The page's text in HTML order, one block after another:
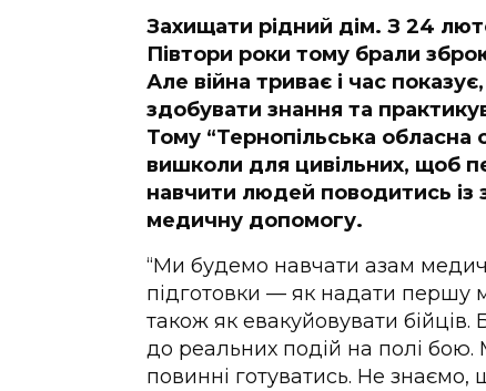
Захищати рідний дім. З 24
Півтори роки тому брали
Але війна триває і час
здобувати знання та
Тому “Тернопільська обласна
вишколи для цивільних, щоб
навчити людей поводитись
медичну допомогу.
“Ми будемо навчати азам
підготовки — як надати першу
також як евакуйовувати
до реальних подій на полі
повинні готуватись. Не